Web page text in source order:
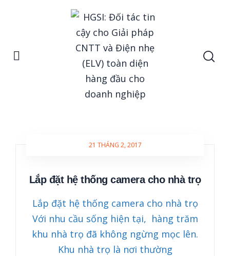
Posts tagged "phòng trọ"
Phòng Trọ
21 THÁNG 2, 2017
Lắp đặt hệ thống camera cho nhà trọ
Lắp đặt hệ thống camera cho nhà trọ
Với nhu cầu sống hiện tại, hàng trăm
khu nhà trọ đã không ngừng mọc lên.
Khu nhà trọ là nơi thường